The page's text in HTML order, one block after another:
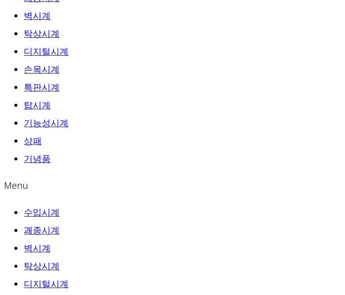
벽시계
탁상시계
디지털시계
손목시계
특판시계
탑시계
기능성시계
상패
기념품
Menu
수입시계
괘종시계
벽시계
탁상시계
디지털시계